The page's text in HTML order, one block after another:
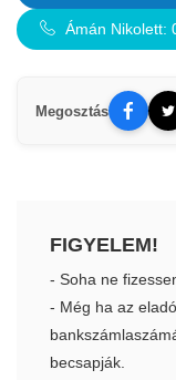
Ámán Nikolett:
Megosztás
FIGYELEM!
- Soha ne
- Még ha az
becsapják.